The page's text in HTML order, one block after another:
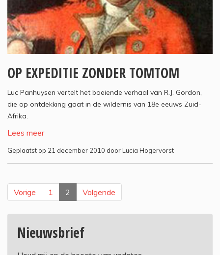
OP EXPEDITIE ZONDER TOMTOM
Luc Panhuysen vertelt het boeiende verhaal van R.J. Gordon,
die op ontdekking gaat in de wildernis van 18e eeuws Zuid-
Afrika.
Lees meer
Geplaatst op 21 december 2010 door Lucia Hogervorst
Vorige 1 2 Volgende
Nieuwsbrief